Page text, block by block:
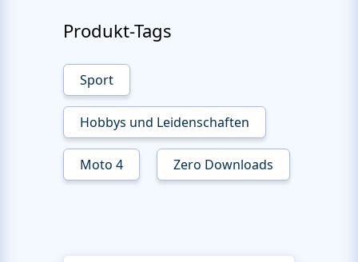
Produkt-Tags
Sport
Hobbys und Leidenschaften
Moto 4 Zero Downloads